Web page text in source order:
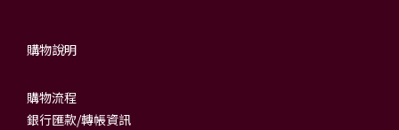
購物說明
購物流程
銀行匯款/轉帳資訊